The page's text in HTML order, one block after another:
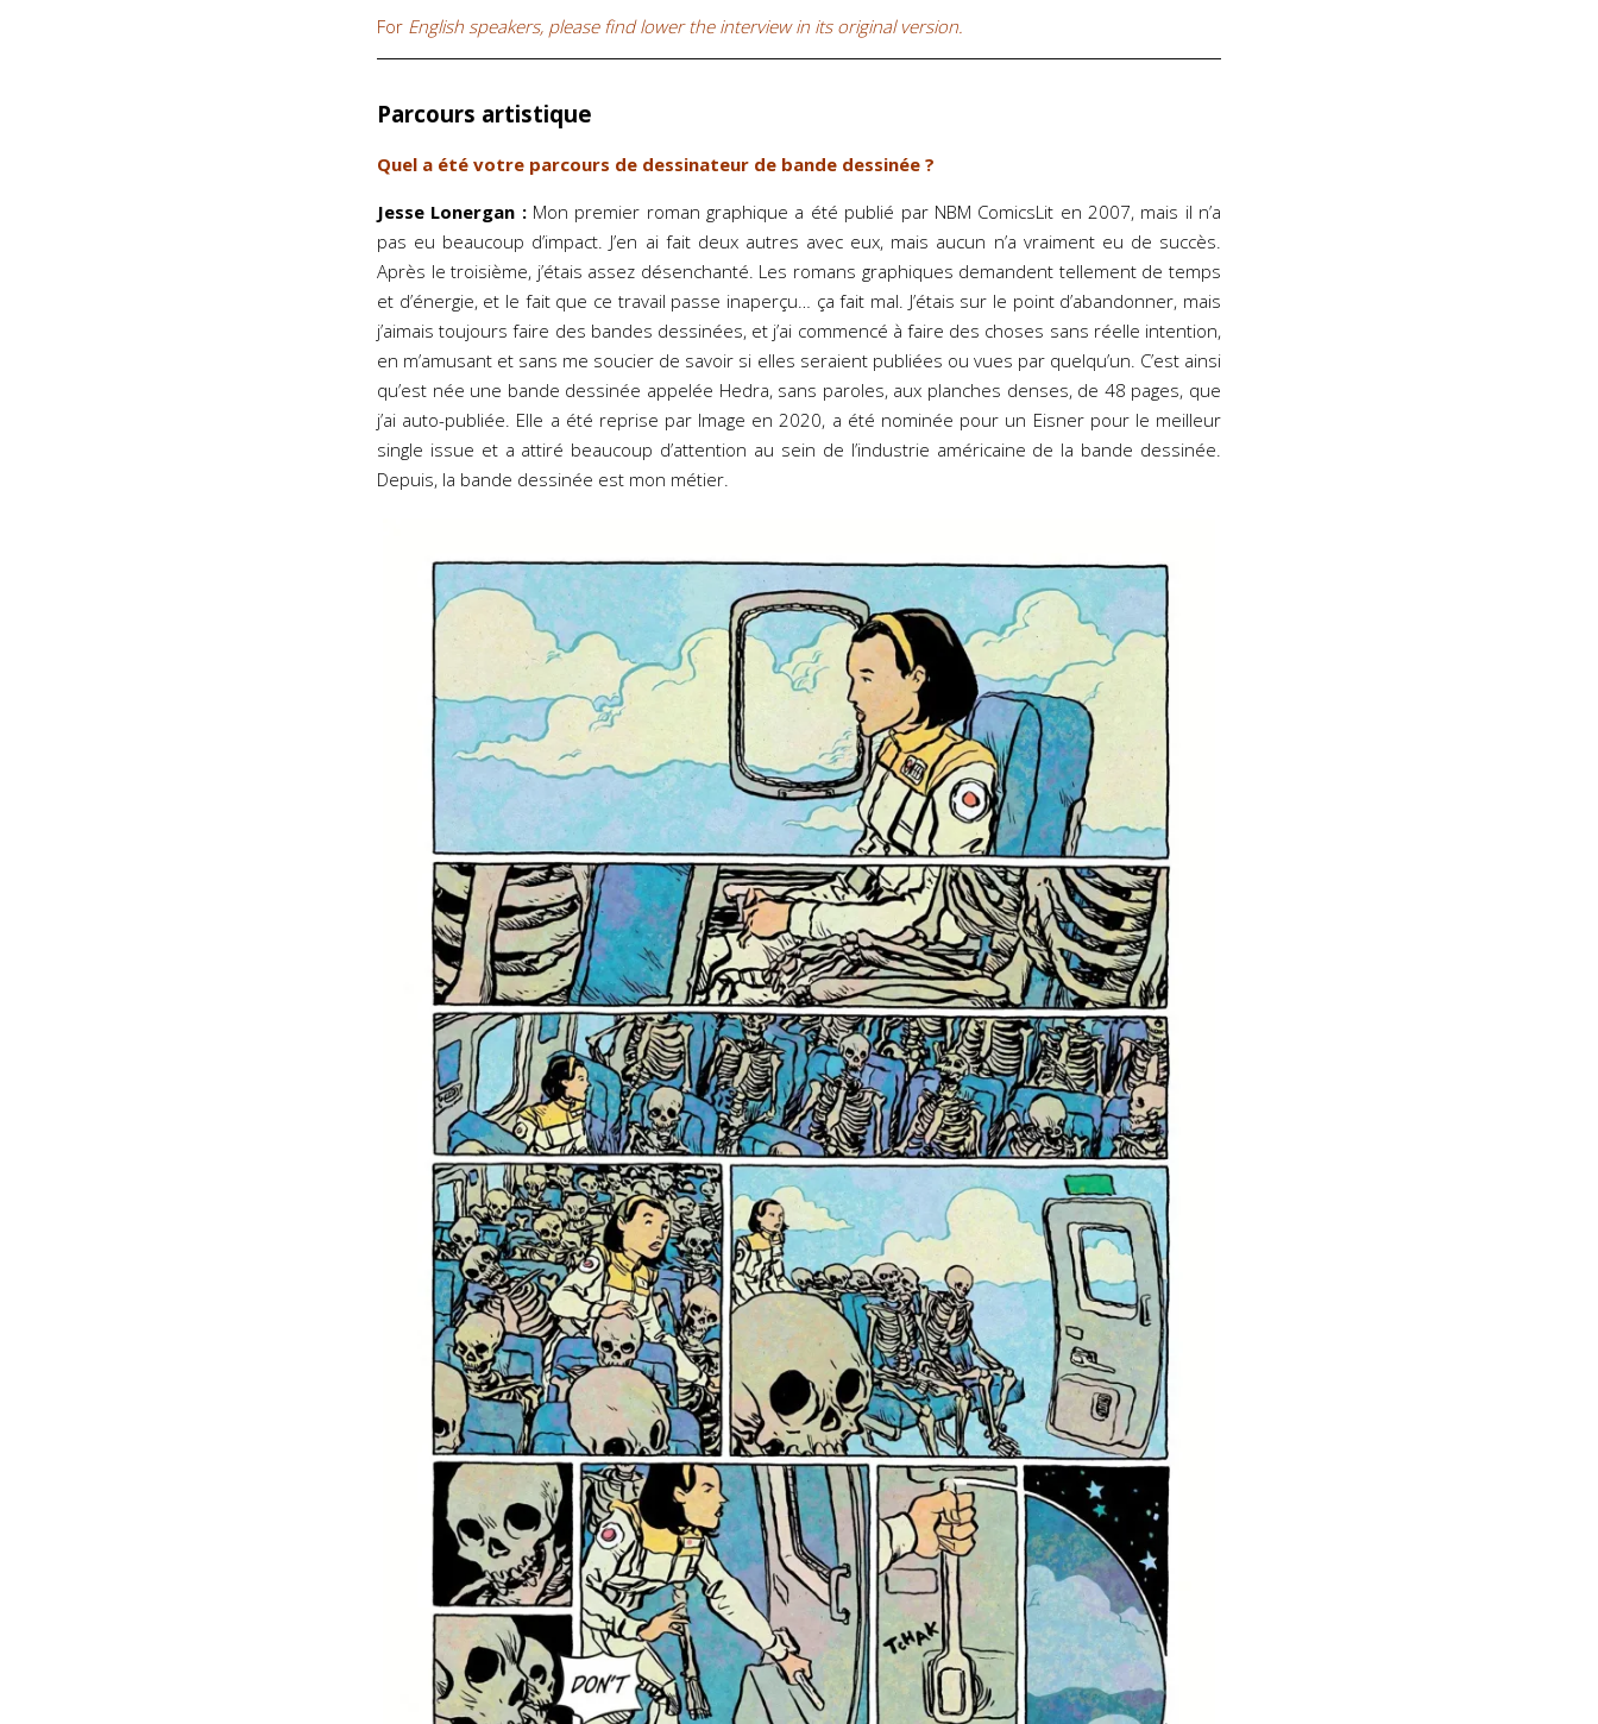
For English speakers, please find lower the interview in its original version.
Parcours artistique
Quel a été votre parcours de dessinateur de bande dessinée ?
Jesse Lonergan :Mon premier roman graphique a été publié par NBM ComicsLit en 2007, mais il n’a
pas eu beaucoup d’impact. J’en ai fait deux autres avec eux, mais aucun n’a vraiment eu de succès.
Après le troisième, j’étais assez désenchanté. Les romans graphiques demandent tellement de temps
et d’énergie, et le fait que ce travail passe inaperçu… ça fait mal. J’étais sur le point d’abandonner, mais
j’aimais toujours faire des bandes dessinées, et j’ai commencé à faire des choses sans réelle intention,
en m’amusant et sans me soucier de savoir si elles seraient publiées ou vues par quelqu’un. C’est ainsi
qu’est née une bande dessinée appelée Hedra, sans paroles, aux planches denses, de 48 pages, que
j’ai auto-publiée. Elle a été reprise par Image en 2020, a été nominée pour un Eisner pour le meilleur
single issue et a attiré beaucoup d’attention au sein de l’industrie américaine de la bande dessinée.
Depuis, la bande dessinée est mon métier.